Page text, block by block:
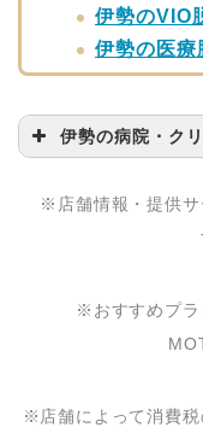
伊勢のVIO
伊勢の医療
伊勢の病院・ク
※店舗情報・提供サ
※おすすめプラ
※店舗によって消費税